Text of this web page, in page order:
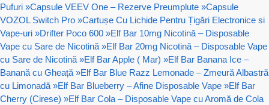
Pufuri »Capsule VEEV One – Rezerve Preumplute »Capsule
VOZOL Switch Pro »Cartușe Cu Lichide Pentru Țigări Electronice si
Vape-uri »Drifter Poco 600 »Elf Bar 10mg Nicotină – Disposable
Vape cu Sare de Nicotină »Elf Bar 20mg Nicotină – Disposable Vape
cu Sare de Nicotină »Elf Bar Apple ( Mar) »Elf Bar Banana Ice –
Banană cu Gheață »Elf Bar Blue Razz Lemonade – Zmeură Albastră
cu Limonadă »Elf Bar Blueberry – Afine Disposable Vape »Elf Bar
Cherry (Cirese) »Elf Bar Cola – Disposable Vape cu Aromă de Cola